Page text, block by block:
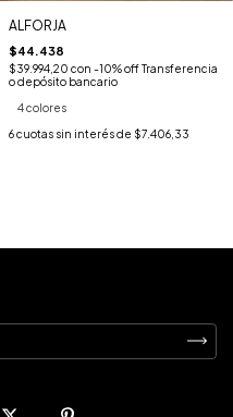
ALFORJA
$44.438
$39.994,20 con -10% off Transferencia
o depósito bancario
4 colores
6 cuotas sin interés de $7.406,33